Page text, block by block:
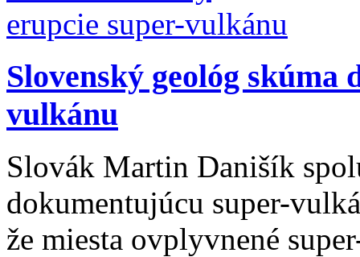
Slovenský geológ skúma
vulkánu
Slovák Martin Danišík
dokumentujúcu super-
že miesta ovplyvnené